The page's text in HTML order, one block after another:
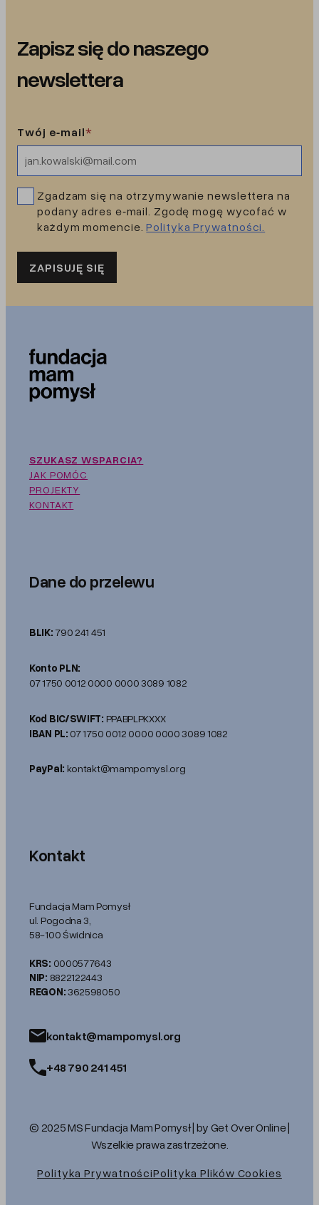
Zapisz się do naszego
newslettera
Twój e‑mail*
Zgadzam się na otrzymywanie newslettera na
podany adres e‑mail. Zgodę mogę wycofać w
każdym momencie.Polityka Prywatności.
ZAPISUJĘ SIĘ
SZUKASZ WSPARCIA?
JAK POMÓC
PROJEKTY
KONTAKT
Kontakt
Fundacja Mam Pomysł
ul. Pogodna 3,
58-100 Świdnica
KRS: 0000577643
NIP: 8822122443
REGON:362598050
kontakt@mampomysl.org
+48 790 241 451
Dane do przelewu
BLIK: 790 241 451
Konto PLN:
07 1750 0012 0000 0000 3089 1082
Kod BIC/SWIFT: PPABPLPKXXX
IBAN PL: 07 1750 0012 0000 0000 3089 1082
PayPal: kontakt@mampomysl.org
© 2025 MS Fundacja Mam Pomysł | by Get Over Online |
Wszelkie prawa zastrzeżone.
Polityka PrywatnościPolityka Plików Cookies